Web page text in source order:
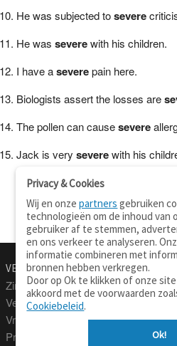
He was subjected tosevere
He was severewith his children.
I have aseverepain here.
Biologists assert the losses are
The pollen can causesevere
Jack is very severewith his
VERTALEN.NU
Zinnen vertalen
Verklarend woordenboek
Vraagbaak
Professionele vertaling
Privacy & Cookies
Wij en onzepartners gebruiken
technologieën om de inhoud van
gebruiker af te stemmen,
en ons verkeer te analyseren.
informatie combineren met
bronnen hebben verkregen.
Door op Ok te klikken of onze
akkoord met de voorwaarden
Cookiebeleid.
Ok!